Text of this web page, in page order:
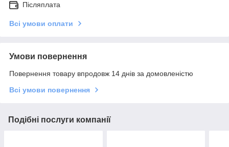
Післяплата
Всі умови оплати
Умови повернення
Повернення товару впродовж 14 днів за домовленістю
Всі умови повернення
Подібні послуги компанії